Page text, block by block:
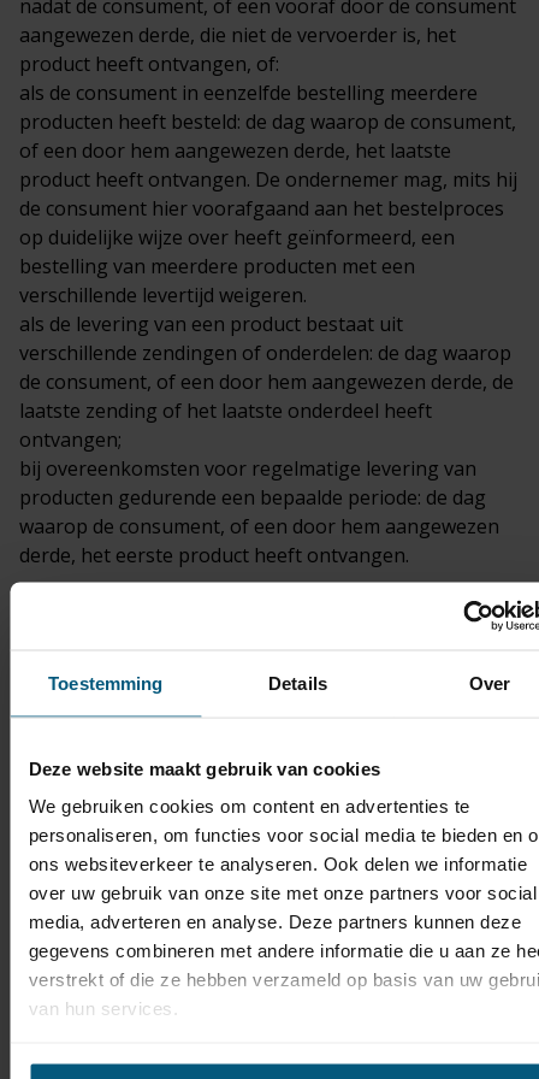
Toestemming Details Over
Deze website maakt gebruik van cookies
We gebruiken cookies om content en advertenties te
personaliseren, om functies voor social media te bieden en
ons websiteverkeer te analyseren. Ook delen we informatie
over uw gebruik van onze site met onze partners voor social
media, adverteren en analyse. Deze partners kunnen deze
gegevens combineren met andere informatie die u aan ze
verstrekt of die ze hebben verzameld op basis van uw
van hun services.
nadat de consument, of een vooraf door de consument
aangewezen derde, die niet de vervoerder is, het
product heeft ontvangen, of:
als de consument in eenzelfde bestelling meerdere
producten heeft besteld: de dag waarop de consument,
of een door hem aangewezen derde, het laatste
product heeft ontvangen. De ondernemer mag, mits hij
de consument hier voorafgaand aan het bestelproces
op duidelijke wijze over heeft geïnformeerd, een
bestelling van meerdere producten met een
verschillende levertijd weigeren.
als de levering van een product bestaat uit
verschillende zendingen of onderdelen: de dag waarop
de consument, of een door hem aangewezen derde, de
laatste zending of het laatste onderdeel heeft
ontvangen;
bij overeenkomsten voor regelmatige levering van
producten gedurende een bepaalde periode: de dag
waarop de consument, of een door hem aangewezen
derde, het eerste product heeft ontvangen.
De consument kan een dienstenovereenkomst en een
niet op een materiële drager is geleverd gedurende
minimaal 14 dagen zonder opgave van redenen
ontbinden. De ondernemer mag de consument vragen
naar de reden van herroeping, maar deze niet tot
opgave van zijn reden(en) verplichten.
De in lid 3 genoemde bedenktijd gaat in op de dag die
volgt op het sluiten van de overeenkomst.
Verlengde bedenktijd voor producten, diensten en
geleverd bij niet informeren over herroepingsrecht: